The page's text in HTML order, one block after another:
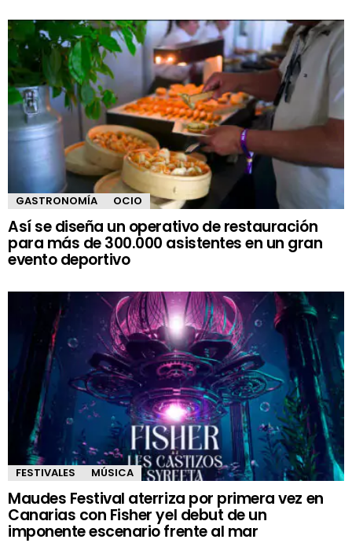
GASTRONOMÍA OCIO
Así se diseña un operativo de restauración
para más de 300.000 asistentes en un gran
evento deportivo
FESTIVALES MÚSICA
Maudes Festival aterriza por primera vez en
Canarias con Fisher yel debut de un
imponente escenario frente al mar